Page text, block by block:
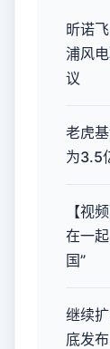
昕诺
浦风
议
老虎
为3.5
【视
在一
国”
继续
底发